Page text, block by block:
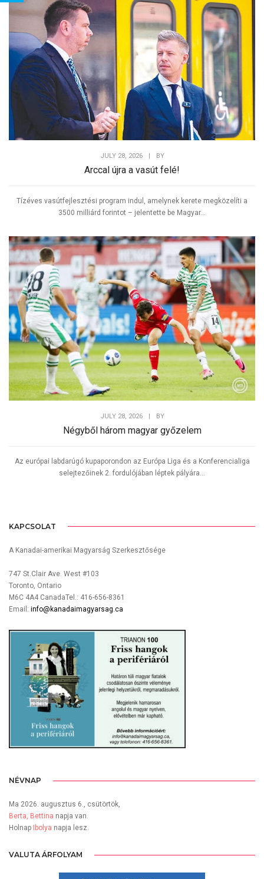
JULY 28, 2026 | BY
Arccal újra a vasút felé!
Tízéves vasútfejlesztési program indul, amelynek kerete megközelíti a
3500 milliárd forintot – jelentette be Magyar...
JULY 28, 2026 | BY
Négyből három magyar győzelem
Az európai labdarúgó kupaporondon az Európa Liga és a Konferencialiga
selejtezőinek 2. fordulójában léptek pályára...
KAPCSOLAT
A Kanadai-amerikai Magyarság Szerkesztősége
747 St.Clair Ave. West #103
Toronto, Ontario
M6C 4A4 CanadaTel.: 416-656-8361
Email: info@kanadaimagyarsag.ca
NÉVNAP
Ma 2026. augusztus 6., csütörtök,
Berta, Bettina napja van.
Holnap Ibolya napja lesz.
VALUTA ÁRFOLYAM
Tweet